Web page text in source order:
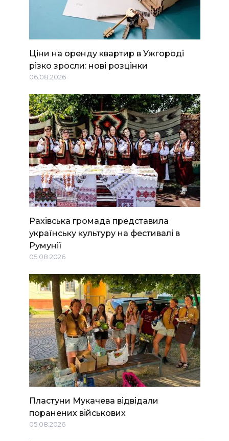
Ціни на оренду квартир в Ужгороді
різко зросли: нові розцінки
06.08.2026
Рахівська громада представила
українську культуру на фестивалі в
Румунії
05.08.2026
Пластуни Мукачева відвідали
поранених військових
05.08.2026